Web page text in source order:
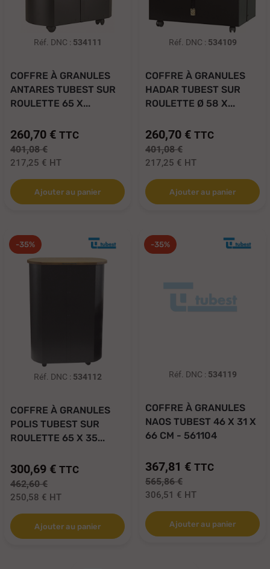
Réf. DNC : 534111
COFFRE À GRANULES
ANTARES TUBEST SUR
ROULETTE 65 X...
260,70 € TTC
401,08 €
217,25 € HT
Ajouter au panier
Réf. DNC : 534109
COFFRE À GRANULES
HADAR TUBEST SUR
ROULETTE Ø 58 X...
260,70 € TTC
401,08 €
217,25 € HT
Ajouter au panier
-35%
Réf. DNC : 534112
COFFRE À GRANULES
POLIS TUBEST SUR
ROULETTE 65 X 35...
300,69 € TTC
462,60 €
250,58 € HT
Ajouter au panier
-35%
Réf. DNC : 534119
COFFRE À GRANULES
NAOS TUBEST 46 X 31 X
66 CM - 561104
367,81 € TTC
565,86 €
306,51 € HT
Ajouter au panier